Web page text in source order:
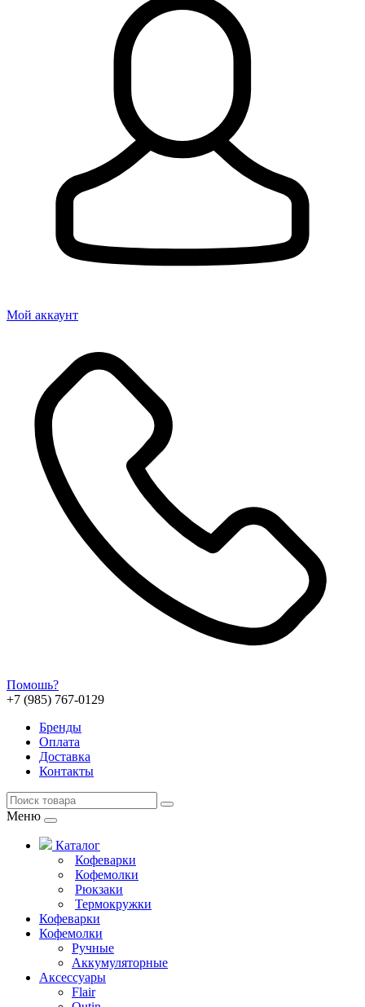
Мой аккаунт
Помошь?
+7 (985) 767-0129
Бренды
Оплата
Доставка
Контакты
Меню
Каталог
Кофеварки
Кофемолки
Рюкзаки
Термокружки
Кофеварки
Кофемолки
Ручные
Аккумуляторные
Аксессуары
Flair